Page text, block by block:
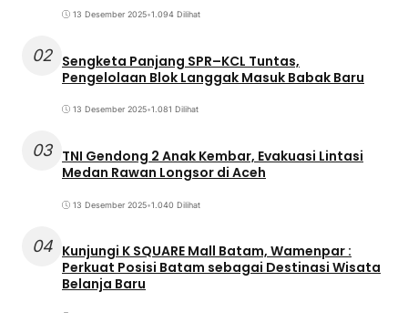
13 Desember 2025•1.094 Dilihat
02 Sengketa Panjang SPR–KCL Tuntas,
Pengelolaan Blok Langgak Masuk Babak Baru
13 Desember 2025•1.081 Dilihat
03 TNI Gendong 2 Anak Kembar, Evakuasi Lintasi
Medan Rawan Longsor di Aceh
13 Desember 2025•1.040 Dilihat
04 Kunjungi K SQUARE Mall Batam, Wamenpar :
Perkuat Posisi Batam sebagai Destinasi Wisata
Belanja Baru